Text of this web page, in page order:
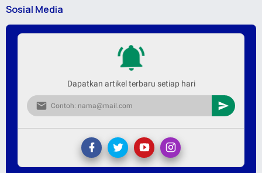
Sosial Media
Dapatkan artikel terbaru setiap hari